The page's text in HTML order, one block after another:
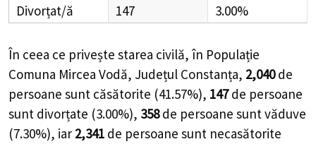
Divorțat/ă
147 3.00%
În ceea ce privește starea civilă, în Populație
Comuna Mircea Vodă, Județul Constanța, 2,040 de
persoane sunt căsătorite (41.57%), 147 de persoane
sunt divorțate (3.00%), 358 de persoane sunt văduve
(7.30%), iar 2,341 de persoane sunt necasătorite